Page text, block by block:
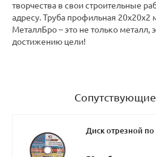
творчества в свои строительные
адресу. Труба профильная 20х20х2
МеталлБро – это не только металл,
достижению цели!
Диск отрезной по